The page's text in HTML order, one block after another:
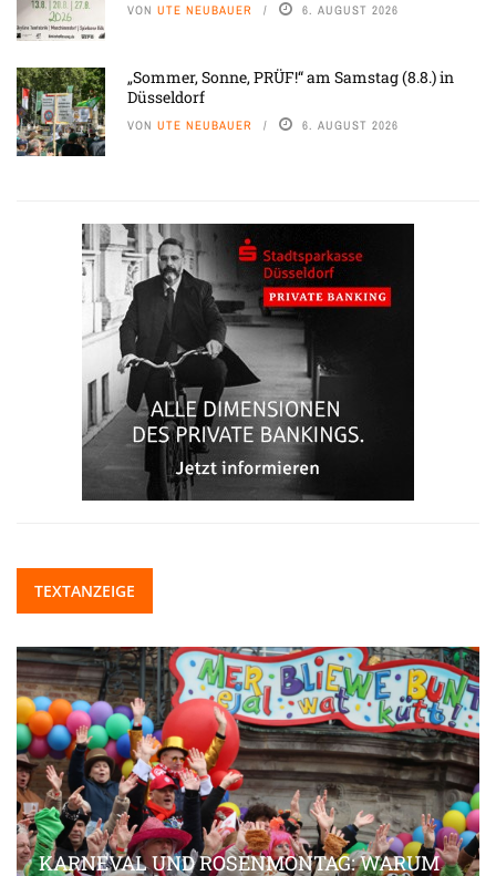
VON UTE NEUBAUER 6. AUGUST 2026
„Sommer, Sonne, PRÜF!“ am Samstag (8.8.) in
Düsseldorf
VON UTE NEUBAUER 6. AUGUST 2026
TEXTANZEIGE
KARNEVAL UND ROSENMONTAG: WARUM